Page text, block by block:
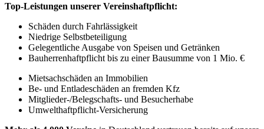
Top-Leistungen unserer Vereinshaftpflicht:
Schäden durch Fahrlässigkeit
Niedrige Selbstbeteiligung
Gelegentliche Ausgabe von Speisen und Getränken
Bauherrenhaftpflicht bis zu einer Bausumme von 1 Mio. €
Mietsachschäden an Immobilien
Be- und Entladeschäden an fremden Kfz
Mitglieder-/Belegschafts- und Besucherhabe
Umwelthaftpflicht-Versicherung